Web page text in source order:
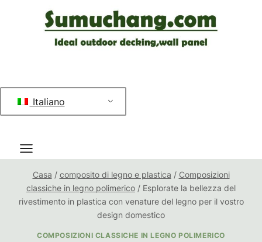
Italiano
Casa / composito di legno e plastica / Composizioni
classiche in legno polimerico / Esplorate la bellezza del
rivestimento in plastica con venature del legno per il vostro
design domestico
COMPOSIZIONI CLASSICHE IN LEGNO POLIMERICO